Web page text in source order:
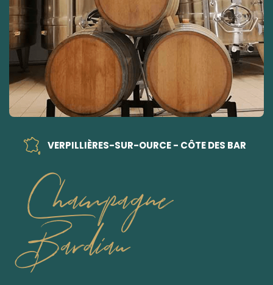
VERPILLIÈRES-SUR-OURCE - CÔTE DES BAR
Champagne
Bardiau